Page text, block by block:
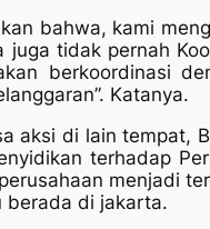
bahwa, kami
juga tidak pernah
berkoordinasi
Katanya.
aksi di lain tempat,
terhadap
menjadi
berada di jakarta.